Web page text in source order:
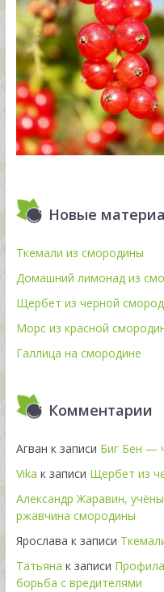
Новые
Ткемали из смородины
Домашний лимонад из
Щербет из черной
Морс из красной
Галлица на смородине
Комментарии
Агван к записи Биг Бен —
Vika к записи Щербет из
Александр Жаравин,
ржавчина смородины
Ярослава к записи
Татьяна к записи
борьба с вредителями